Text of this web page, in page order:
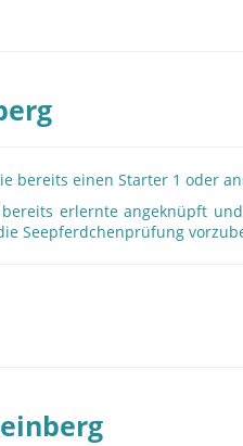
bereits einen Starter 1 oder
erlernte angeknüpft
Seepferdchenprüfung